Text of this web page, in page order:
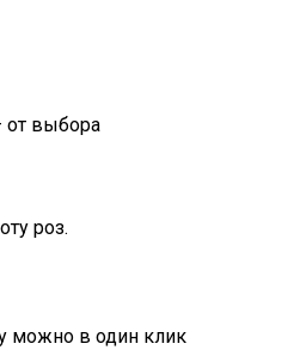
от выбора
роз.
можно в один клик